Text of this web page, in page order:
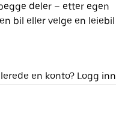
deler – etter egen
bil eller velge en leiebil
en konto? Logg inn